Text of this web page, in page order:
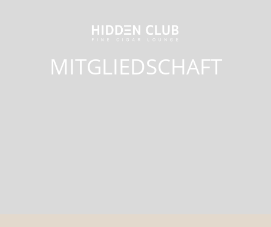
MITGLIEDSCHAFT